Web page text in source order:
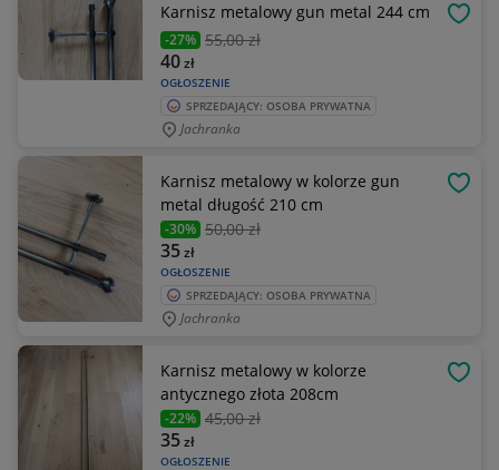
Karnisz metalowy gun metal 244 cm
-27% 55,00 zł
OGŁOSZENIE
40zł
SPRZEDAJĄCY: OSOBA PRYWATNA
Jachranka
Karnisz metalowy w kolorze gun
metal długość 210 cm
-30% 50,00 zł
OGŁOSZENIE
35zł
SPRZEDAJĄCY: OSOBA PRYWATNA
Jachranka
Karnisz metalowy w kolorze
antycznego złota 208cm
-22% 45,00 zł
OGŁOSZENIE
35zł